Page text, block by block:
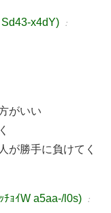
x4dY) ：
がいい
が勝手に負けてく
ｮｲW a5aa-/l0s) ：